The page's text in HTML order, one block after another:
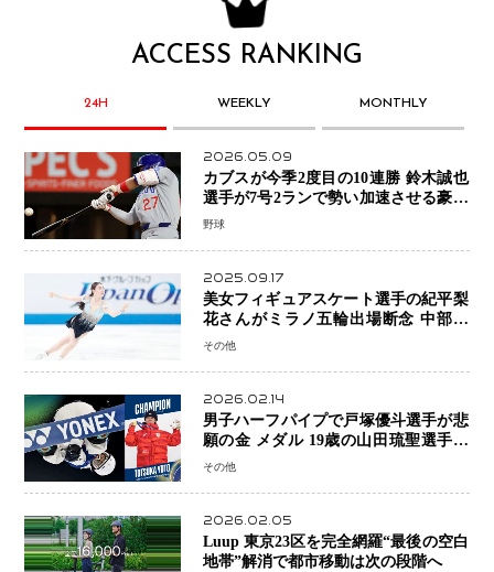
ACCESS RANKING
24H WEEKLY MONTHLY
2026.05.09
カブスが今季2度目の10連勝 鈴木誠也
選手が7号2ランで勢い加速させる豪快
アーチ
野球
2025.09.17
美女フィギュアスケート選手の紀平梨
花さんがミラノ五輪出場断念 中部選
手権欠場を発表「安全最優先の判断」
その他
2026.02.14
男子ハーフパイプで戸塚優斗選手が悲
願の金 メダル 19歳の山田琉聖選手が
銅、日本勢W表彰台 平野歩夢は7位
その他
2026.02.05
Luup 東京23区を完全網羅“最後の空白
地帯”解消で都市移動は次の段階へ